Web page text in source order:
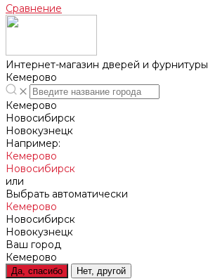
Сравнение
Интернет-магазин дверей и фурнитуры
Кемерово
Кемерово
Новосибирск
Новокузнецк
Например:
Кемерово
Новосибирск
или
Выбрать автоматически
Кемерово
Новосибирск
Новокузнецк
Ваш город
Кемерово
Да, спасибо Нет, другой